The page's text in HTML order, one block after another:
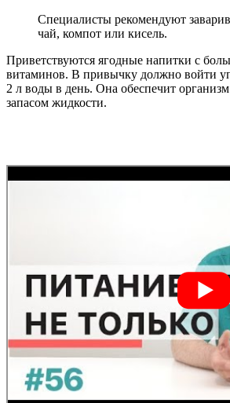
Специалисты рекомендуют
чай, компот или кисель.
Приветствуются ягодные напитки с
витаминов. В привычку должно войти
2 л воды в день. Она обеспечит
запасом жидкости.